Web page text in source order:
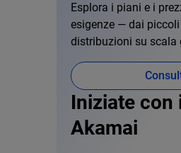
Esplora i piani e i
esigenze — dai
distribuzioni su scala
Iniziate con
Akamai